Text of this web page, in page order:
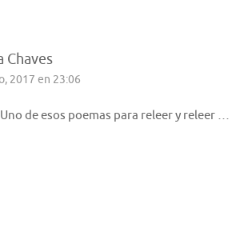
Chaves
2017 en 23:06
de esos poemas para releer y releer …